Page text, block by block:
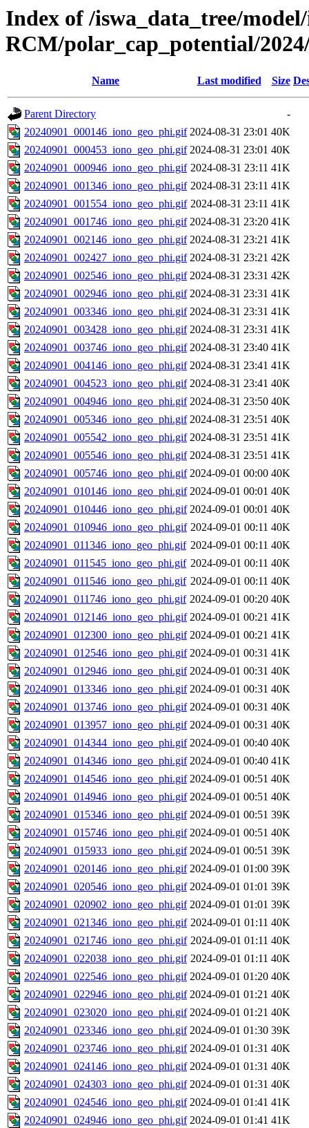
Index of /iswa_data_tree/
RCM/polar_cap_potential/
Name Last modified Size
Parent Directory
-
20240901_000146_iono_geo_phi.gif 2024-08-31 23:01 40K
20240901_000453_iono_geo_phi.gif 2024-08-31 23:01 40K
20240901_000946_iono_geo_phi.gif 2024-08-31 23:11 41K
20240901_001346_iono_geo_phi.gif 2024-08-31 23:11 41K
20240901_001554_iono_geo_phi.gif 2024-08-31 23:11 41K
20240901_001746_iono_geo_phi.gif 2024-08-31 23:20 41K
20240901_002146_iono_geo_phi.gif 2024-08-31 23:21 41K
20240901_002427_iono_geo_phi.gif 2024-08-31 23:21 42K
20240901_002546_iono_geo_phi.gif 2024-08-31 23:31 42K
20240901_002946_iono_geo_phi.gif 2024-08-31 23:31 41K
20240901_003346_iono_geo_phi.gif 2024-08-31 23:31 41K
20240901_003428_iono_geo_phi.gif 2024-08-31 23:31 41K
20240901_003746_iono_geo_phi.gif 2024-08-31 23:40 41K
20240901_004146_iono_geo_phi.gif 2024-08-31 23:41 41K
20240901_004523_iono_geo_phi.gif 2024-08-31 23:41 40K
20240901_004946_iono_geo_phi.gif 2024-08-31 23:50 40K
20240901_005346_iono_geo_phi.gif 2024-08-31 23:51 40K
20240901_005542_iono_geo_phi.gif 2024-08-31 23:51 41K
20240901_005546_iono_geo_phi.gif 2024-08-31 23:51 41K
20240901_005746_iono_geo_phi.gif 2024-09-01 00:00 40K
20240901_010146_iono_geo_phi.gif 2024-09-01 00:01 40K
20240901_010446_iono_geo_phi.gif 2024-09-01 00:01 40K
20240901_010946_iono_geo_phi.gif 2024-09-01 00:11 40K
20240901_011346_iono_geo_phi.gif 2024-09-01 00:11 40K
20240901_011545_iono_geo_phi.gif 2024-09-01 00:11 40K
20240901_011546_iono_geo_phi.gif 2024-09-01 00:11 40K
20240901_011746_iono_geo_phi.gif 2024-09-01 00:20 40K
20240901_012146_iono_geo_phi.gif 2024-09-01 00:21 41K
20240901_012300_iono_geo_phi.gif 2024-09-01 00:21 41K
20240901_012546_iono_geo_phi.gif 2024-09-01 00:31 41K
20240901_012946_iono_geo_phi.gif 2024-09-01 00:31 40K
20240901_013346_iono_geo_phi.gif 2024-09-01 00:31 40K
20240901_013746_iono_geo_phi.gif 2024-09-01 00:31 40K
20240901_013957_iono_geo_phi.gif 2024-09-01 00:31 40K
20240901_014344_iono_geo_phi.gif 2024-09-01 00:40 40K
20240901_014346_iono_geo_phi.gif 2024-09-01 00:40 41K
20240901_014546_iono_geo_phi.gif 2024-09-01 00:51 40K
20240901_014946_iono_geo_phi.gif 2024-09-01 00:51 40K
20240901_015346_iono_geo_phi.gif 2024-09-01 00:51 39K
20240901_015746_iono_geo_phi.gif 2024-09-01 00:51 40K
20240901_015933_iono_geo_phi.gif 2024-09-01 00:51 39K
20240901_020146_iono_geo_phi.gif 2024-09-01 01:00 39K
20240901_020546_iono_geo_phi.gif 2024-09-01 01:01 39K
20240901_020902_iono_geo_phi.gif 2024-09-01 01:01 39K
20240901_021346_iono_geo_phi.gif 2024-09-01 01:11 40K
20240901_021746_iono_geo_phi.gif 2024-09-01 01:11 40K
20240901_022038_iono_geo_phi.gif 2024-09-01 01:11 40K
20240901_022546_iono_geo_phi.gif 2024-09-01 01:20 40K
20240901_022946_iono_geo_phi.gif 2024-09-01 01:21 40K
20240901_023020_iono_geo_phi.gif 2024-09-01 01:21 40K
20240901_023346_iono_geo_phi.gif 2024-09-01 01:30 39K
20240901_023746_iono_geo_phi.gif 2024-09-01 01:31 40K
20240901_024146_iono_geo_phi.gif 2024-09-01 01:31 40K
20240901_024303_iono_geo_phi.gif 2024-09-01 01:31 40K
20240901_024546_iono_geo_phi.gif 2024-09-01 01:41 41K
20240901_024946_iono_geo_phi.gif 2024-09-01 01:41 41K